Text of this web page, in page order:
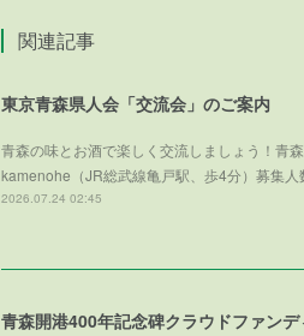
関連記事
東京青森県人会「交流会」のご案内
青森の味とお酒で楽しく交流しましょう！青
kamenohe（JR総武線亀戸駅、歩4分）募集
2026.07.24 02:45
青森開港400年記念碑クラウドファンデ